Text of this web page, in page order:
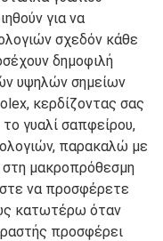
για να
σχεδόν κάθε
δημοφιλή
υψηλών σημείων
κερδίζοντας σας
γυαλί σαπφείρου,
παρακαλώ με
μακροπρόθεσμη
να προσφέρετε
κατωτέρω όταν
προσφέρει